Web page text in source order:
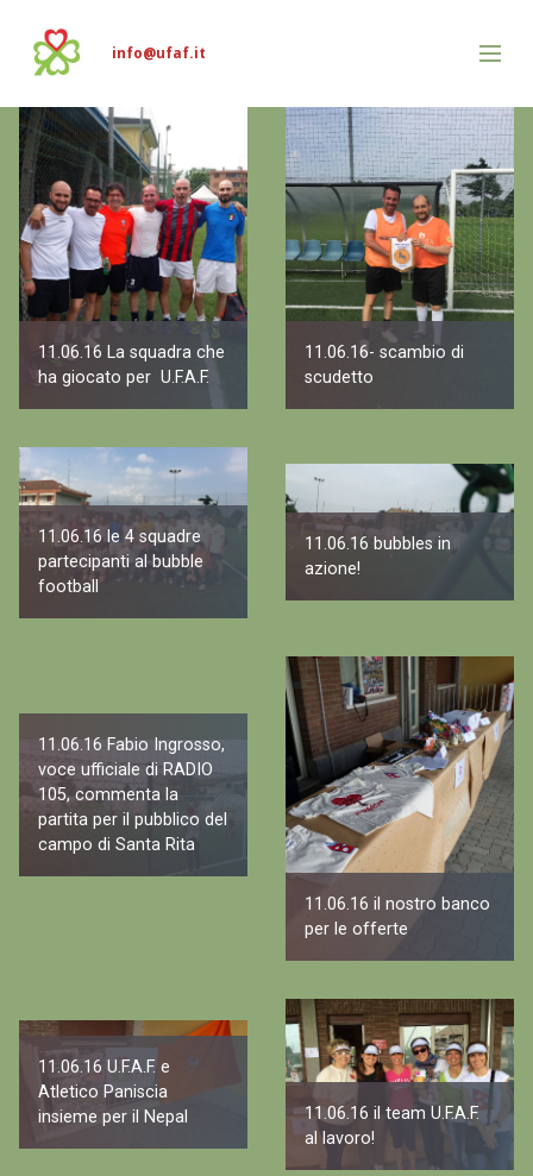
info@ufaf.it
11.06.16 La squadra che
ha giocato per U.F.A.F.
11.06.16- scambio di
scudetto
11.06.16 le 4 squadre
partecipanti al bubble
football
11.06.16 bubbles in
azione!
11.06.16 Fabio Ingrosso,
voce ufficiale di RADIO
105, commenta la
partita per il pubblico del
campo di Santa Rita
11.06.16 il nostro banco
per le offerte
11.06.16 U.F.A.F. e
Atletico Paniscia
insieme per il Nepal
11.06.16 il team U.F.A.F.
al lavoro!